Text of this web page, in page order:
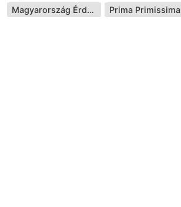
Magyarország Érdemes Művésze díj
Prima Primissima